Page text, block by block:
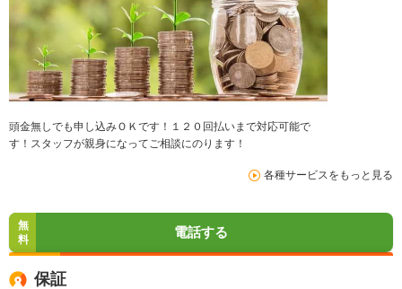
頭金無しでも申し込みＯＫです！１２０回払いまで対応可能で
す！スタッフが親身になってご相談にのります！
各種サービスをもっと見る
無
料
電話する
保証